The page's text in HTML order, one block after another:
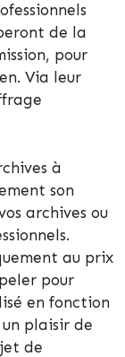
de la
pour
Via leur
à
son
archives ou
au prix
pour
en fonction
plaisir de
de